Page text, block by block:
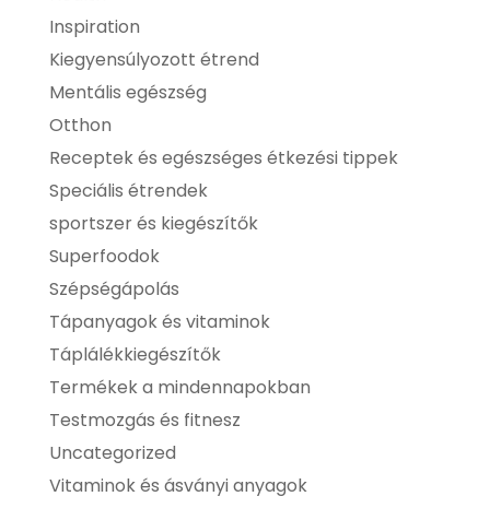
Inspiration
Kiegyensúlyozott étrend
Mentális egészség
Otthon
Receptek és egészséges étkezési tippek
Speciális étrendek
sportszer és kiegészítők
Superfoodok
Szépségápolás
Tápanyagok és vitaminok
Táplálékkiegészítők
Termékek a mindennapokban
Testmozgás és fitnesz
Uncategorized
Vitaminok és ásványi anyagok